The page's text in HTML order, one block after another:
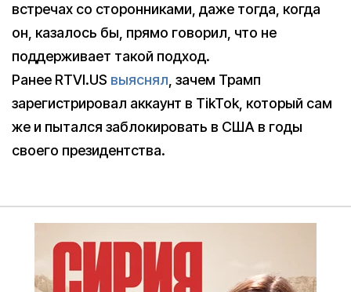
встречах со сторонниками, даже тогда, когда
он, казалось бы, прямо говорил, что не
поддерживает такой подход.
Ранее RTVI.US выяснял, зачем Трамп
зарегистрировал аккаунт в TikTok, который сам
же и пытался заблокировать в США в годы
своего президентства.